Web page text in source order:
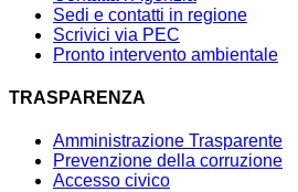
Sedi e contatti in regione
Scrivici via PEC
Pronto intervento ambientale
TRASPARENZA
Amministrazione Trasparente
Prevenzione della corruzione
Accesso civico